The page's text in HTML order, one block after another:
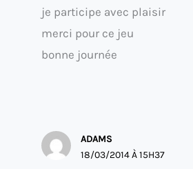
je participe avec plaisir
merci pour ce jeu
bonne journée
ADAMS
18/03/2014 À 15H37